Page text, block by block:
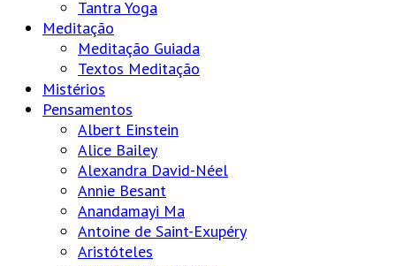
Tantra Yoga
Meditação
Meditação Guiada
Textos Meditação
Mistérios
Pensamentos
Albert Einstein
Alice Bailey
Alexandra David-Néel
Annie Besant
Anandamayi Ma
Antoine de Saint-Exupéry
Aristóteles